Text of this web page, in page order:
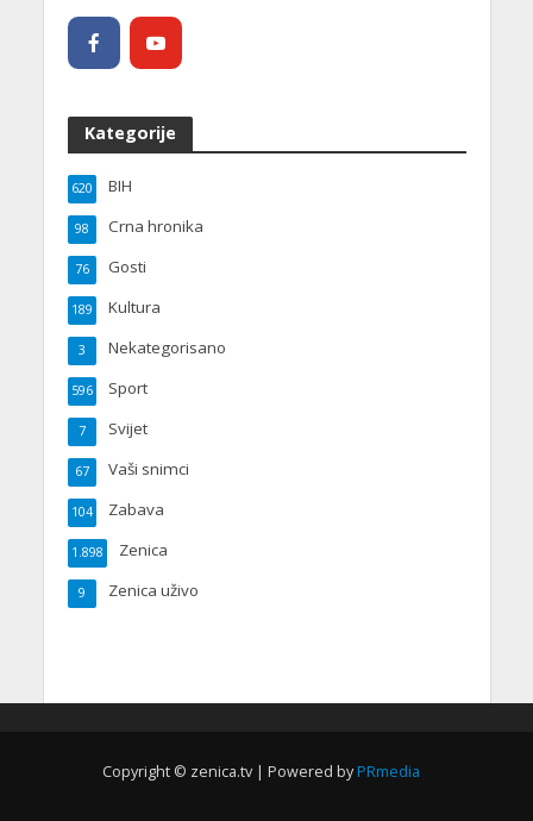
Kategorije
BIH
620
Crna hronika
98
Gosti
76
Kultura
189
Nekategorisano
3
Sport
596
Svijet
7
Vaši snimci
67
Zabava
104
Zenica
1.898
Zenica uživo
9
Copyright © zenica.tv | Powered by PRmedia